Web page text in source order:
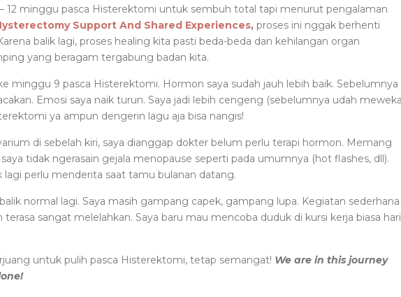
12 minggu pasca Histerektomi untuk sembuh total tapi menurut pengalaman
Support And Shared Experiences, proses ini nggak berhenti
balik lagi, proses healing kita pasti beda-beda dan kehilangan organ
yang beragam tergabung badan kita.
minggu 9 pasca Histerektomi. Hormon saya sudah jauh lebih baik. Sebelumnya
Emosi saya naik turun. Saya jadi lebih cengeng (sebelumnya udah
ya ampun dengerin lagu aja bisa nangis!
di sebelah kiri, saya dianggap dokter belum perlu terapi hormon. Memang
tidak ngerasain gejala menopause seperti pada umumnya (hot flashes, dll).
lagi perlu menderita saat tamu bulanan datang.
normal lagi. Saya masih gampang capek, gampang lupa. Kegiatan sederhana
sangat melelahkan. Saya baru mau mencoba duduk di kursi kerja biasa hari
untuk pulih pasca Histerektomi, tetap semangat! We are in this journey